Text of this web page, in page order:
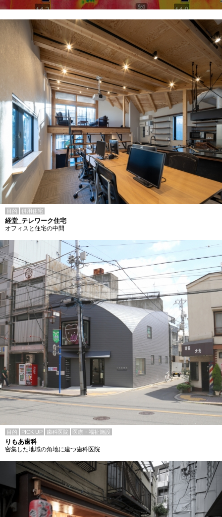
目的 併用住宅
経堂_テレワーク住宅
オフィスと住宅の中間
目的 PICK UP 歯科医院 医療・福祉施設
りもあ歯科
密集した地域の角地に建つ歯科医院